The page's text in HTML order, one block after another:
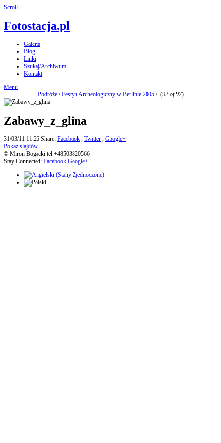
Scroll
Fotostacja.pl
Galeria
Blog
Linki
Szukaj/Archiwum
Kontakt
Menu
Podróże/Festyn Archeologiczny w Berlinie 2005/ (92 of 97)
Zabawy_z_glina
31/03/11 11:26 Share: Facebook , Twitter , Google+
Pokaz slajdów
© Miron Bogacki tel.+48503820566
Stay Connected: Facebook Google+